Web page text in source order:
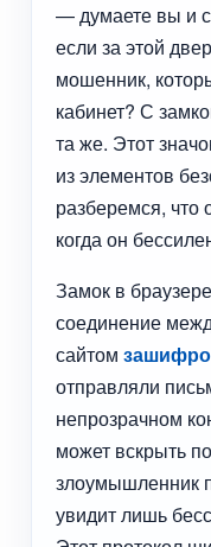
— думаете вы и
если за этой
мошенник,
кабинет? С
та же. Этот
из элементов
разберемся, что
когда он
Замок в
соединение
сайтом
отправляли
непрозрачном
может вскрыть
злоумышленник
увидит лишь